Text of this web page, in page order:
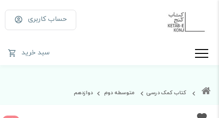
حساب کاربری
سبد خرید
کتاب کمک درسی متوسطه دوم دوازدهم